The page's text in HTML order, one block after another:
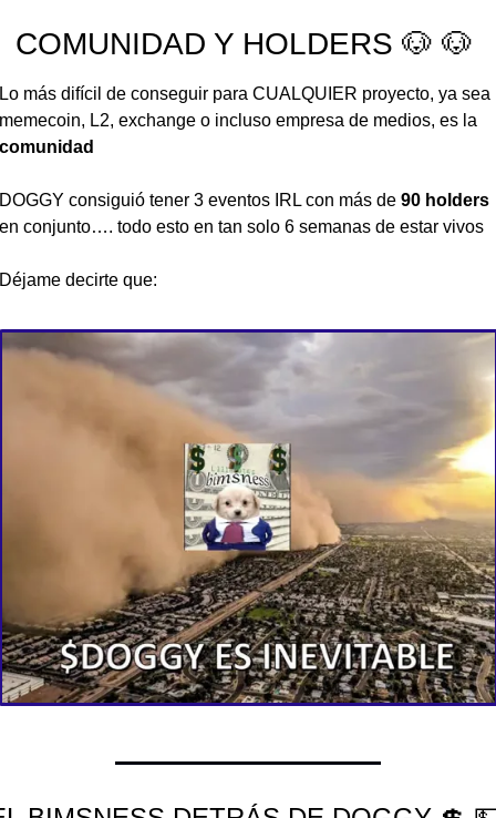
COMUNIDAD Y HOLDERS 🐶 🐶
más difícil de conseguir para CUALQUIER proyecto, ya sea
consiguió tener 3 eventos IRL con más de 90 holders
conjunto…. todo esto en tan solo 6 semanas de estar vivos
decirte que: